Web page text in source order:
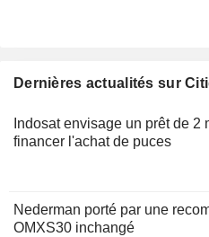
Dernières actualités sur
Indosat envisage un prêt de
financer l'achat de puces
Nederman porté par une
OMXS30 inchangé